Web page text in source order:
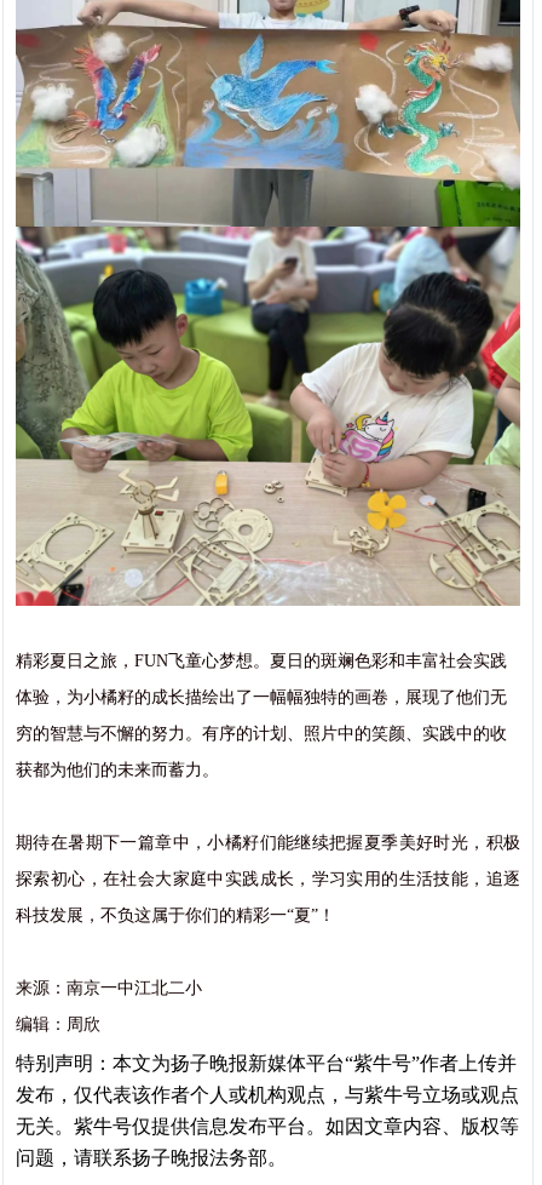
精彩夏日之旅，FUN飞童心梦想。夏日的斑斓色彩和丰富社会实践
体验，为小橘籽的成长描绘出了一幅幅独特的画卷，展现了他们无
穷的智慧与不懈的努力。有序的计划、照片中的笑颜、实践中的收
获都为他们的未来而蓄力。
期待在暑期下一篇章中，小橘籽们能继续把握夏季美好时光，积极
探索初心，在社会大家庭中实践成长，学习实用的生活技能，追逐
科技发展，不负这属于你们的精彩一“夏”！
来源：南京一中江北二小
编辑：周欣
特别声明：本文为扬子晚报新媒体平台“紫牛号”作者上传并
发布，仅代表该作者个人或机构观点，与紫牛号立场或观点
无关。紫牛号仅提供信息发布平台。如因文章内容、版权等
问题，请联系扬子晚报法务部。